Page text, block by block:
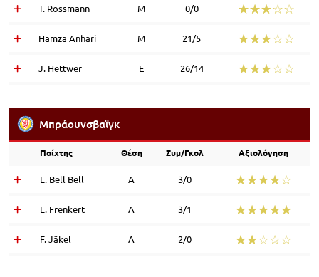
T. Rossmann Μ 0/0 ☆☆☆☆☆
★★★★★
Hamza Anhari Μ 21/5 ☆☆☆☆☆
★★★★★
J. Hettwer Ε 26/14 ☆☆☆☆☆
★★★★★
Μπράουνσβαϊγκ
Παίχτης Θέση Συμ/Γκολ Αξιολόγηση
L. Bell Bell Α 3/0 ☆☆☆☆☆
★★★★★
L. Frenkert Α 3/1 ☆☆☆☆☆
★★★★★
F. Jäkel Α 2/0 ☆☆☆☆☆
★★★★★